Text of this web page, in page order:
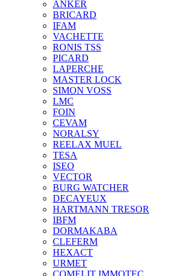
ANKER
BRICARD
IFAM
VACHETTE
RONIS TSS
PICARD
LAPERCHE
MASTER LOCK
SIMON VOSS
LMC
FOIN
CEVAM
NORALSY
REELAX MUEL
TESA
ISEO
VECTOR
BURG WATCHER
DECAYEUX
HARTMANN TRESOR
IBFM
DORMAKABA
CLEFERM
HEXACT
URMET